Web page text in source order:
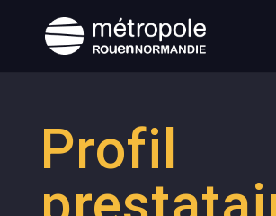
Profil